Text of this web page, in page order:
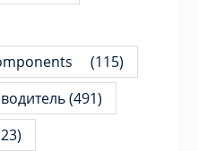
(115)
(491)